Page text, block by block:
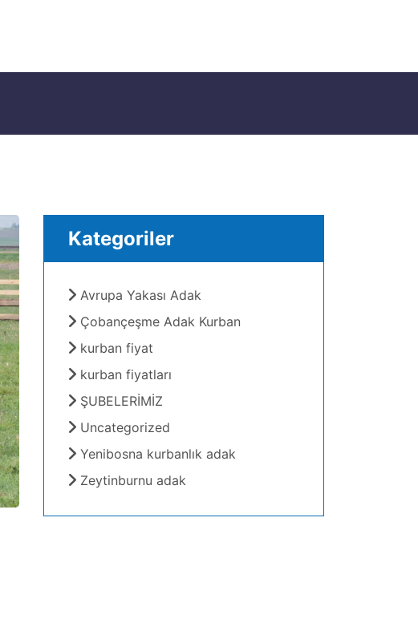
Kategoriler
Avrupa Yakası Adak
Çobançeşme Adak Kurban
kurban fiyat
kurban fiyatları
ŞUBELERİMİZ
Uncategorized
Yenibosna kurbanlık adak
Zeytinburnu adak